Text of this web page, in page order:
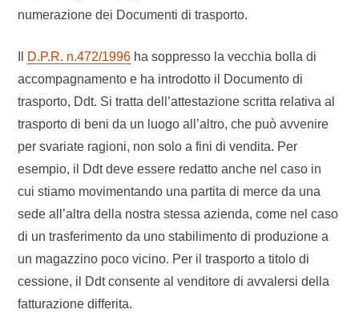
numerazione dei Documenti di trasporto.
D.P.R. n.472/1996 ha soppresso la vecchia bolla di
accompagnamento e ha introdotto il Documento di
trasporto, Ddt. Si tratta dell’attestazione scritta relativa al
trasporto di beni da un luogo all’altro, che può avvenire
per svariate ragioni, non solo a fini di vendita. Per
esempio, il Ddt deve essere redatto anche nel caso in
cui stiamo movimentando una partita di merce da una
sede all’altra della nostra stessa azienda, come nel caso
di un trasferimento da uno stabilimento di produzione a
un magazzino poco vicino. Per il trasporto a titolo di
cessione, il Ddt consente al venditore di avvalersi della
fatturazione differita.